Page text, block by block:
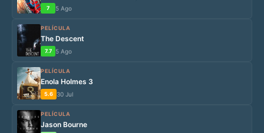
7 5 Ago
PELÍCULA
The Descent
7.7 5 Ago
PELÍCULA
Enola Holmes 3
5.6 30 Jul
PELÍCULA
Jason Bourne